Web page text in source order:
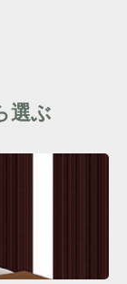
選ぶ